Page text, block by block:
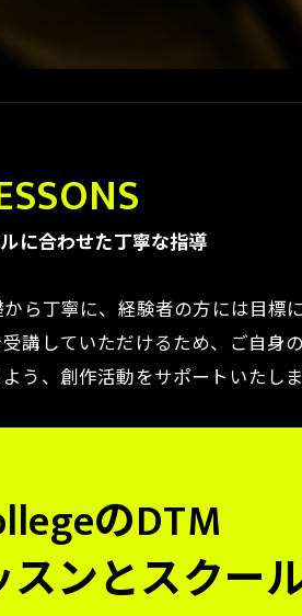
に合わせた丁寧な指導
ら丁寧に、経験者の方には目標
講していただけるため、ご自身
う、創作活動をサポートいたしま
のDTM
ンとスクー